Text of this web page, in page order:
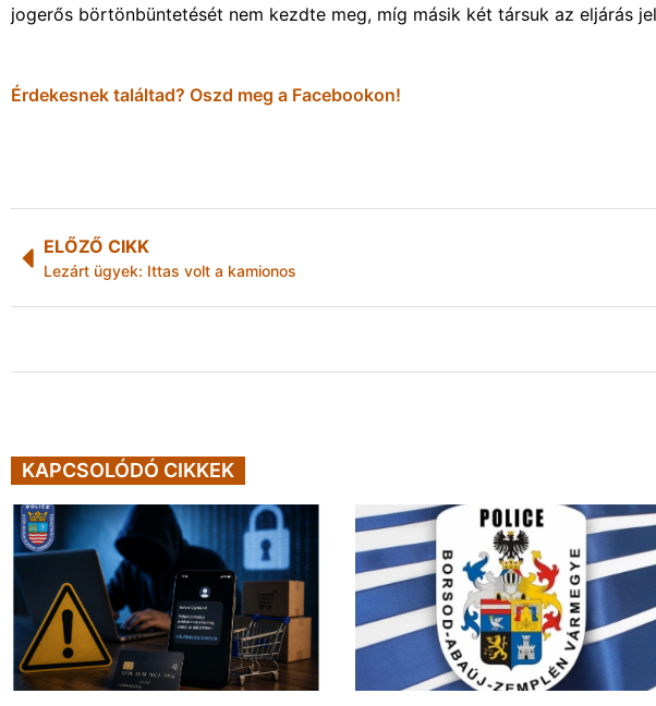
jogerős börtönbüntetését nem kezdte meg, míg másik két társuk az eljárás
Érdekesnek találtad? Oszd meg a Facebookon!
ELŐZŐ CIKK
Lezárt ügyek: Ittas volt a kamionos
KAPCSOLÓDÓ CIKKEK